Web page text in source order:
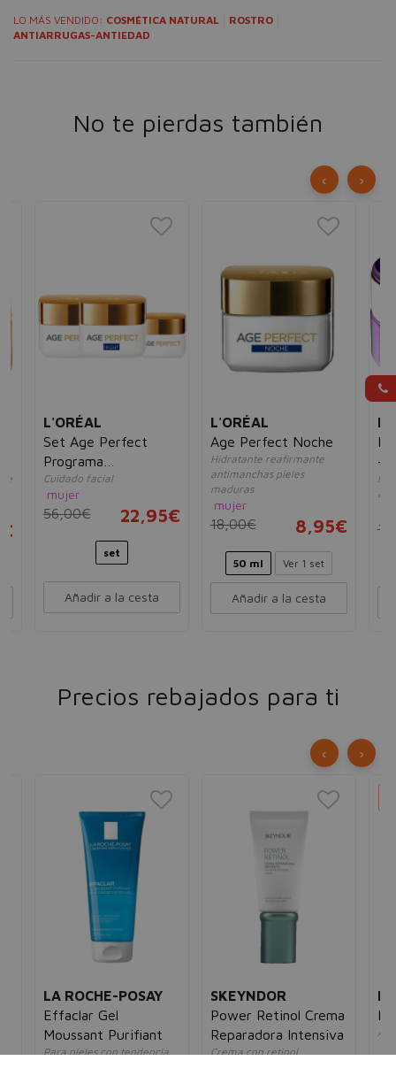
LO MÁS VENDIDO: COSMÉTICA NATURAL
ROSTRO
ANTIARRUGAS-ANTIEDAD
No te pierdas también
L'ORÉAL
Set Age Perfect
Programa
Antiflacidez,Día
50ml+Noche
50ml+Ojos 15ml
Cuidado facial
mujer
56,00€ 22,95€
set
Añadir a la cesta
L'ORÉAL
Age Perfect Noche
Hidratante reafirmante
antimanchas pieles
maduras
mujer
18,00€ 8,95€
50 ml Ver 1 set
Añadir a la cesta
-
‹ ›
Precios rebajados para ti
LA ROCHE-POSAY
Effaclar Gel
Moussant Purifiant
Para pieles con tendencia
SKEYNDOR
Power Retinol Crema
Reparadora Intensiva
Crema con retinol
‹ ›